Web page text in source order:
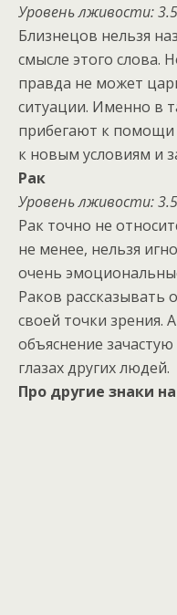
Уровень лживости:
Близнецов нельзя
смысле этого слова.
правда не может
ситуации. Именно в
прибегают к помощи
к новым условиям и
Рак
Уровень лживости:
Рак точно не
не менее, нельзя
очень
Раков рассказывать
своей точки зрения.
объяснение
глазах других людей.
Про другие знаки